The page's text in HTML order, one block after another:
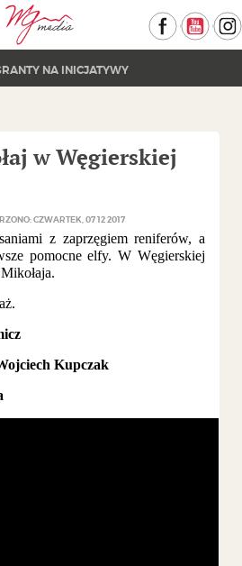
Facebook
NA INICJATYWY
w Węgierskiej
CZWARTEK, 07 12 2017
z zaprzęgiem reniferów, a
pomocne elfy. W Węgierskiej
Kupczak